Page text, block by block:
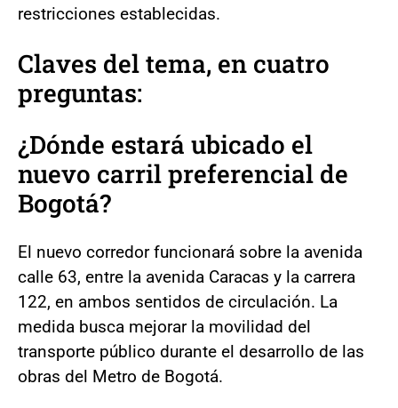
restricciones establecidas.
Claves del tema, en cuatro
preguntas:
¿Dónde estará ubicado el
nuevo carril preferencial de
Bogotá?
El nuevo corredor funcionará sobre la avenida
calle 63, entre la avenida Caracas y la carrera
122, en ambos sentidos de circulación. La
medida busca mejorar la movilidad del
transporte público durante el desarrollo de las
obras del Metro de Bogotá.